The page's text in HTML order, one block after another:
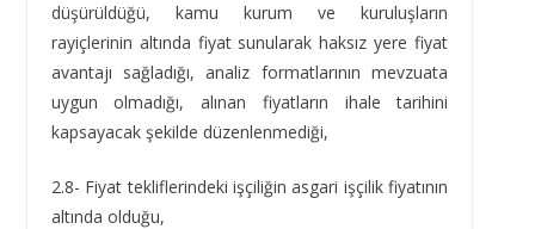
düşürüldüğü, kamu kurum ve kuruluşların
rayiçlerinin altında fiyat sunularak haksız yere fiyat
avantajı sağladığı, analiz formatlarının mevzuata
uygun olmadığı, alınan fiyatların ihale tarihini
kapsayacak şekilde düzenlenmediği,
2.8- Fiyat tekliflerindeki işçiliğin asgari işçilik fiyatının
altında olduğu,